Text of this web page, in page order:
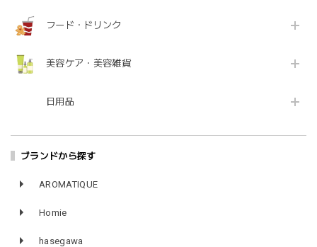
フード・ドリンク
美容ケア・美容雑貨
日用品
ブランドから探す
AROMATIQUE
Homie
hasegawa